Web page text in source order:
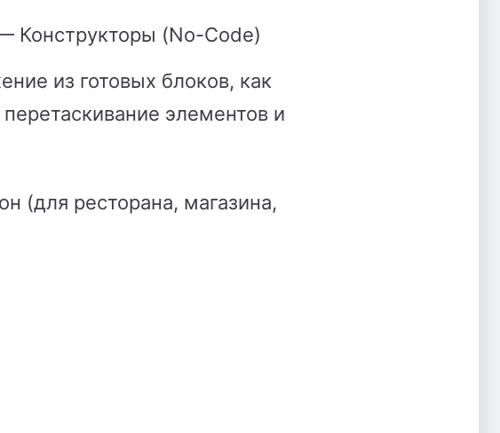
Конструкторы (No-Code)
из готовых блоков, как
элементов и
(для ресторана, магазина,